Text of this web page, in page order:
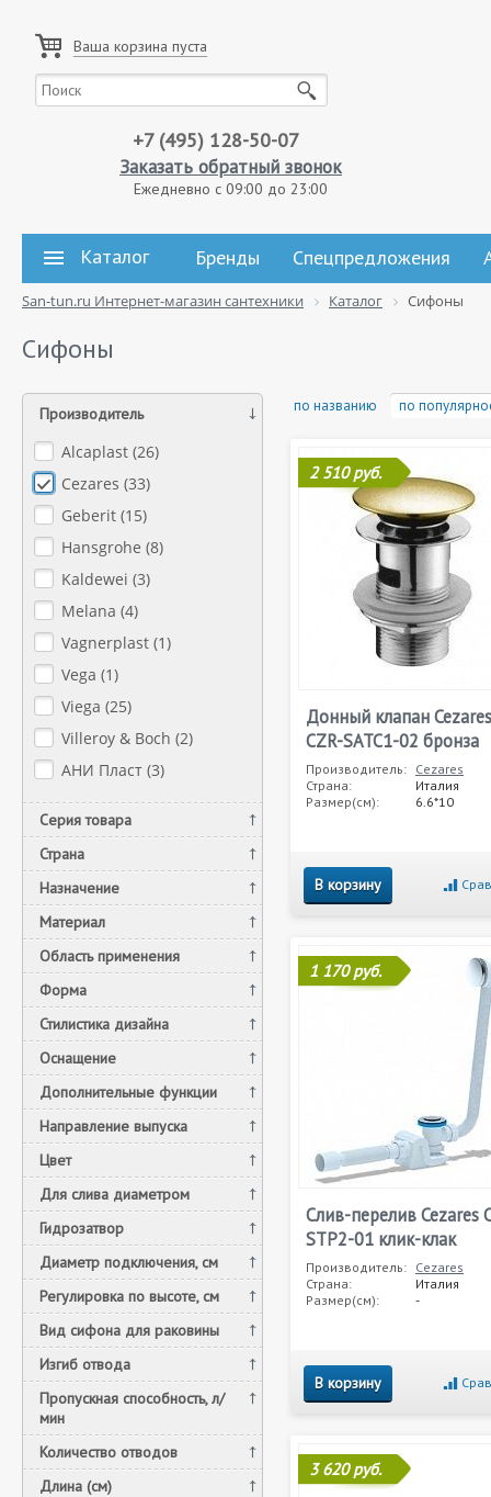
Ваша корзина пуста
+7 (495) 128-50-07
Заказать обратный звонок
Ежедневно с 09:00 до 23:00
Каталог Бренды Спецпредложения
San-tun.ru Интернет-магазин сантехники Каталог Сифоны
Сифоны
Производитель
Alcaplast (26)
Cezares (33)
Geberit (15)
Hansgrohe (8)
Kaldewei (3)
Melana (4)
Vagnerplast (1)
Vega (1)
Viega (25)
Villeroy & Boch (2)
АНИ Пласт (3)
Серия товара
Страна
Назначение
Материал
Область применения
Форма
Стилистика дизайна
Оснащение
Дополнительные функции
Направление выпуска
Цвет
Для слива диаметром
Гидрозатвор
Диаметр подключения, см
Регулировка по высоте, см
Вид сифона для раковины
Изгиб отвода
Пропускная способность, л/
мин
Количество отводов
Длина (см)
по названию по
2 510 руб.
Донный клапан Cezares
CZR-SATC1-02 бронза
Производитель: Cezares
Страна:
Италия
Размер(см):
6.6*10
В корзину
1 170 руб.
Слив-перелив Cezares
STP2-01 клик-клак
Производитель: Cezares
Страна:
Италия
Размер(см):
-
В корзину
3 620 руб.